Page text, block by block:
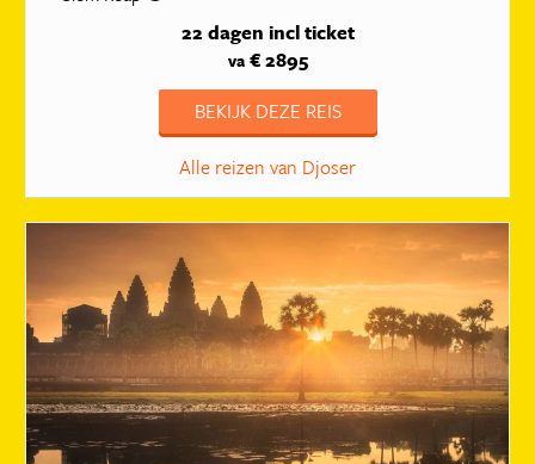
22 dagen incl ticket
va€ 2895
BEKIJK DEZE REIS
Alle reizen van Djoser